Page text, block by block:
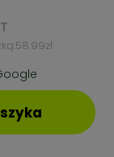
58.99zł